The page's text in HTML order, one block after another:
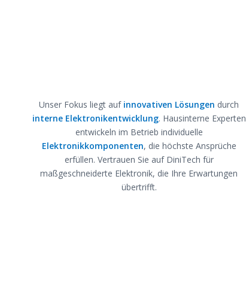
Unser Fokus liegt auf innovativen Lösungen durch
interne Elektronikentwicklung. Hausinterne Experten
entwickeln im Betrieb individuelle
Elektronikkomponenten, die höchste Ansprüche
erfüllen. Vertrauen Sie auf DiniTech für
maßgeschneiderte Elektronik, die Ihre Erwartungen
übertrifft.